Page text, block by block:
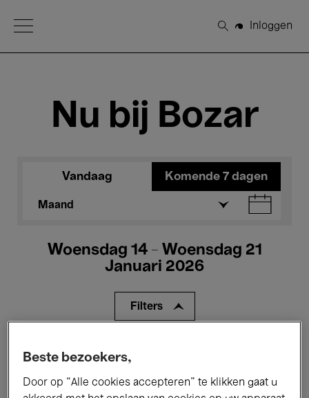
Open Menu
Zoeken
Inloggen
Nu bij Bozar
Vandaag Komende 7 dagen
Maand
Woensdag 14 - Woensdag 21
Januari 2026
Filters
Alle evenementen
Tentoonstellingen Films
Beste bezoekers,
Door op “Alle cookies accepteren” te klikken gaat u